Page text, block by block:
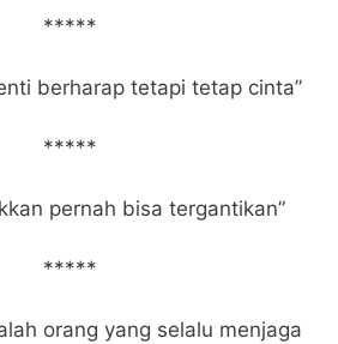
*****
berharap tetapi tetap cinta”
*****
pernah bisa tergantikan”
*****
orang yang selalu menjaga